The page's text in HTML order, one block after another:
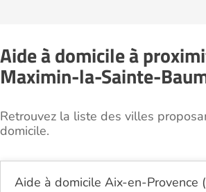
Aide à domicile à
Maximin-la-Sainte-
Retrouvez la liste des villes
domicile.
Aide à domicile Aix-en-Provence